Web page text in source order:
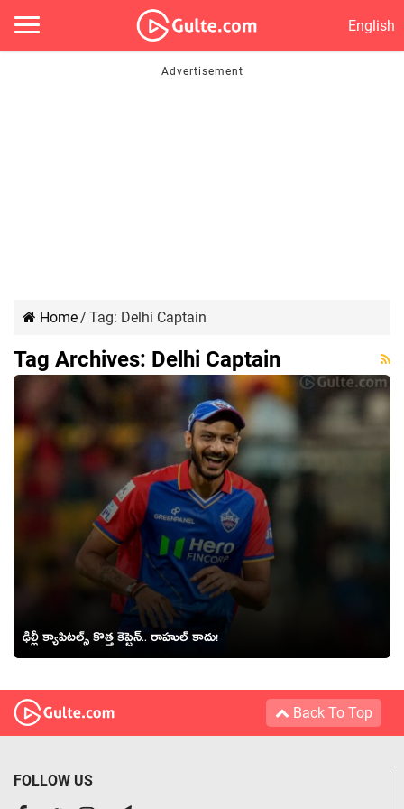
English
Home/ Tag: Delhi Captain
Tag Archives: Delhi Captain
ఢిల్లీ క్యాపిటల్స్ కొత్త కెప్టెన్.. రాహుల్ కాదు!
Back To Top
FOLLOW US